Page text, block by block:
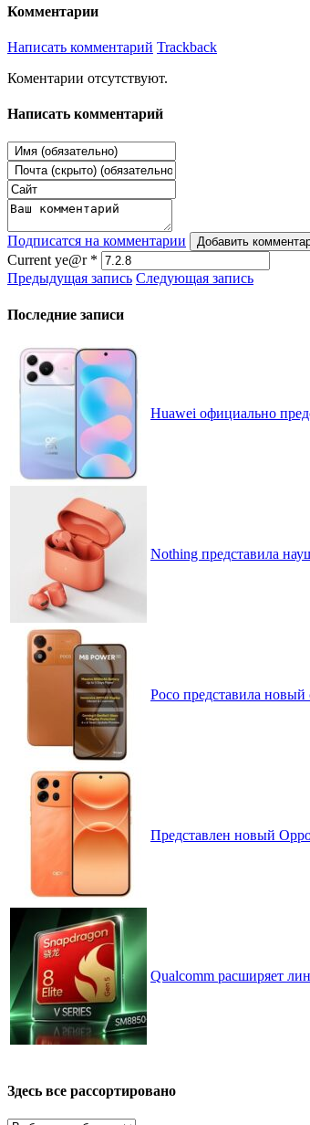
Комментарии
Написать комментарий Trackback
Коментарии отсутствуют.
Написать комментарий
Подписатся на комментарии Добавить
Current ye@r *
Предыдущая запись Следующая запись
Последние записи
Huawei официально
Nothing представила
Poco представила
Представлен новый
Qualcomm расширяет
Здесь все рассортировано